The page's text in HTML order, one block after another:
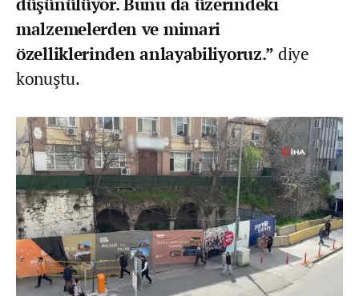
malzemelerden ve mimari
özelliklerinden anlayabiliyoruz.” diye
konuştu.